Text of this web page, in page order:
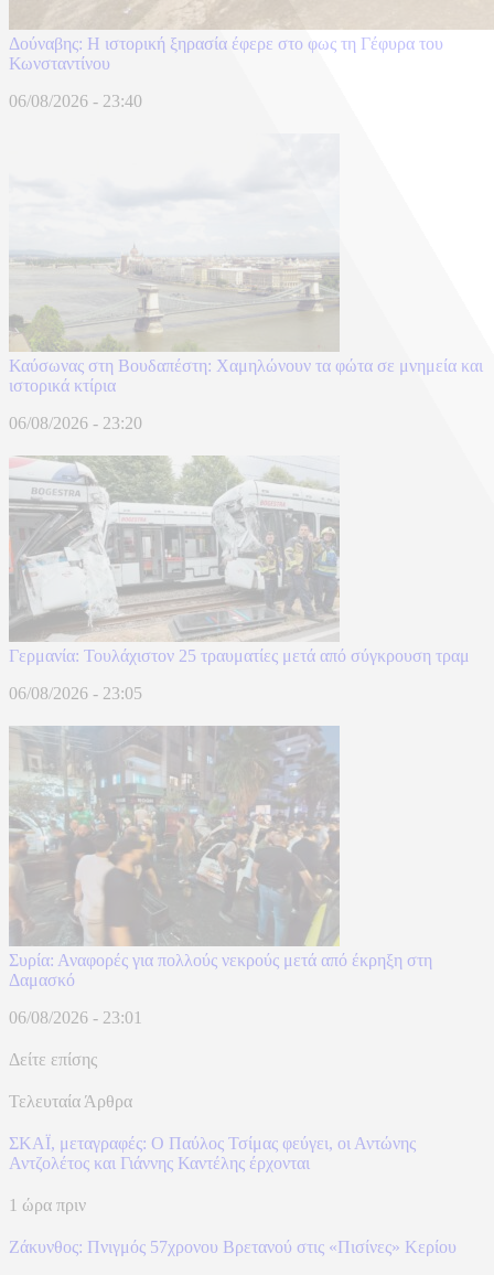
Δούναβης: Η ιστορική ξηρασία έφερε στο φως τη Γέφυρα του
Κωνσταντίνου
06/08/2026 - 23:40
Καύσωνας στη Βουδαπέστη: Χαμηλώνουν τα φώτα σε μνημεία και
ιστορικά κτίρια
06/08/2026 - 23:20
Γερμανία: Τουλάχιστον 25 τραυματίες μετά από σύγκρουση τραμ
06/08/2026 - 23:05
Συρία: Αναφορές για πολλούς νεκρούς μετά από έκρηξη στη
Δαμασκό
06/08/2026 - 23:01
Δείτε επίσης
Τελευταία Άρθρα
ΣΚΑΪ, μεταγραφές: Ο Παύλος Τσίμας φεύγει, οι Αντώνης
Αντζολέτος και Γιάννης Καντέλης έρχονται
1 ώρα πριν
Ζάκυνθος: Πνιγμός 57χρονου Βρετανού στις «Πισίνες» Κερίου